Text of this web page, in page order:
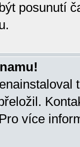
posunutí
více